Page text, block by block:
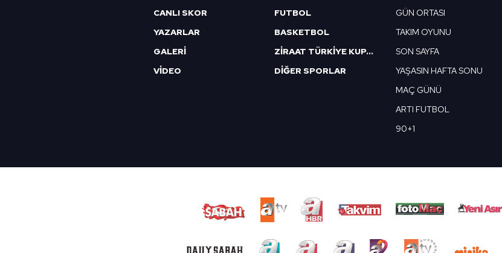
CANLI SKOR
YAZARLAR
GALERİ
VİDEO
FUTBOL
BASKETBOL
ZİRAAT TÜRKİYE KUPASI
DİĞER SPORLAR
GÜN ORTASI
TAKIM OYUNU
SON SAYFA
YAŞASIN HAFTA SONU
MAÇ GÜNÜ
ARTI FUTBOL
90+1